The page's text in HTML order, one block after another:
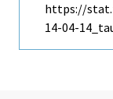
https://
14-04-